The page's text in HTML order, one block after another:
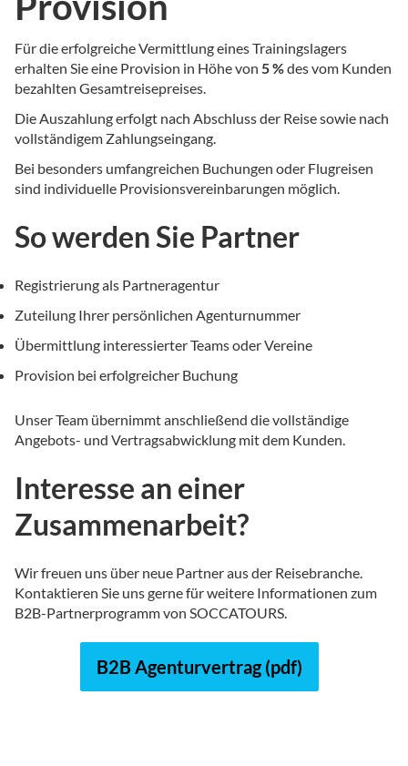
Für die erfolgreiche Vermittlung eines Trainingslagers
erhalten Sie eine Provision in Höhe von 5 %des vom Kunden
bezahlten Gesamtreisepreises.
Die Auszahlung erfolgt nach Abschluss der Reise sowie nach
vollständigem Zahlungseingang.
Bei besonders umfangreichen Buchungen oder Flugreisen
sind individuelle Provisionsvereinbarungen möglich.
So werden Sie Partner
Registrierung als Partneragentur
Zuteilung Ihrer persönlichen Agenturnummer
Übermittlung interessierter Teams oder Vereine
Provision bei erfolgreicher Buchung
Unser Team übernimmt anschließend die vollständige
Angebots- und Vertragsabwicklung mit dem Kunden.
Interesse an einer
Zusammenarbeit?
Wir freuen uns über neue Partner aus der Reisebranche.
Kontaktieren Sie uns gerne für weitere Informationen zum
B2B-Partnerprogramm von SOCCATOURS.
B2B Agenturvertrag (pdf)